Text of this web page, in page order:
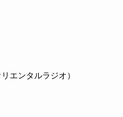
エンタルラジオ）